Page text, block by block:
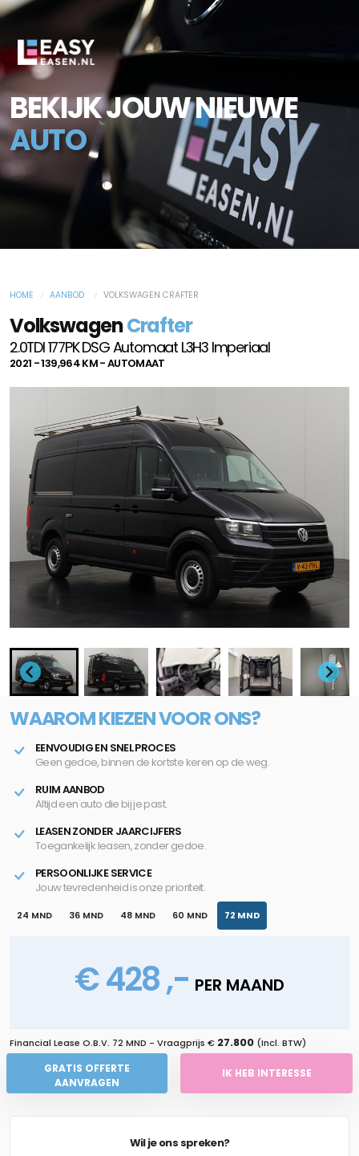
BEKIJK JOUW NIEUWE
AUTO
HOME AANBOD VOLKSWAGEN CRAFTER
VolkswagenCrafter
2.0TDI 177PK DSG Automaat L3H3 Imperiaal
2021 - 139,964 KM - AUTOMAAT
WAAROM KIEZEN VOOR ONS?
EENVOUDIG EN SNEL PROCES
Geen gedoe, binnen de kortste keren op de weg.
RUIM AANBOD
Altijd een auto die bij je past.
LEASEN ZONDER JAARCIJFERS
Toegankelijk leasen, zonder gedoe.
PERSOONLIJKE SERVICE
Jouw tevredenheid is onze prioriteit.
24 MND 36 MND 48 MND 60 MND 72 MND
€ 428 ,- PER MAAND
Financial Lease O.B.V. 72 MND - Vraagprijs € 27.800 (Incl. BTW)
GRATIS OFFERTE
AANVRAGEN
IK HEB INTERESSE
Wil je ons spreken?